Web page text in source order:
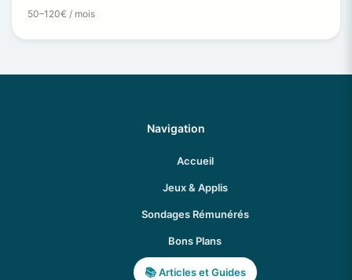
50–120€ / mois
Navigation
Accueil
Jeux & Applis
Sondages Rémunérés
Bons Plans
Articles et Guides